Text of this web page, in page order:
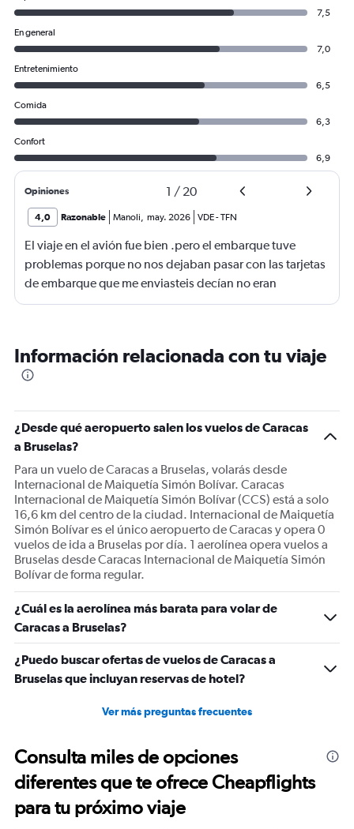
7,5
En general
7,0
Entretenimiento
6,5
Comida
6,3
Confort
6,9
Opiniones 1 / 20
4,0 Razonable Manoli, may. 2026 VDE-TFN
El viaje en el avión fue bien .pero el embarque tuve
problemas porque no nos dejaban pasar con las tarjetas
de embarque que me enviasteis decían no eran
completas nonponia vuelo y querían los billetes y yo no
Información relacionada con tu viaje
¿Desde qué aeropuerto salen los vuelos de Caracas
a Bruselas?
Para un vuelo de Caracas a Bruselas, volarás desde
Internacional de Maiquetía Simón Bolívar. Caracas
Internacional de Maiquetía Simón Bolívar (CCS) está a solo
16,6 km del centro de la ciudad. Internacional de Maiquetía
Simón Bolívar es el único aeropuerto de Caracas y opera 0
vuelos de ida a Bruselas por día. 1 aerolínea opera vuelos a
Bruselas desde Caracas Internacional de Maiquetía Simón
Bolívar de forma regular.
¿Cuál es la aerolínea más barata para volar de
Caracas a Bruselas?
¿Puedo buscar ofertas de vuelos de Caracas a
Bruselas que incluyan reservas de hotel?
Ver más preguntas frecuentes
Consulta miles de opciones
diferentes que te ofrece Cheapflights
para tu próximo viaje